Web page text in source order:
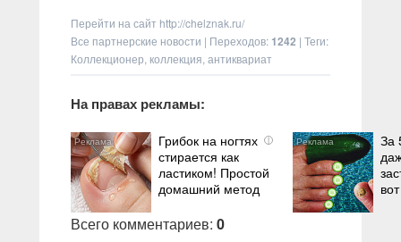
Перейти на сайт http://chelznak.ru/
Все партнерские новости | Переходов: 1242 | Теги:
Коллекционер, коллекция, антиквариат
На правах рекламы:
i
Грибок на ногтях
стирается как
ластиком! Простой
домашний метод
За
Всего комментариев: 0